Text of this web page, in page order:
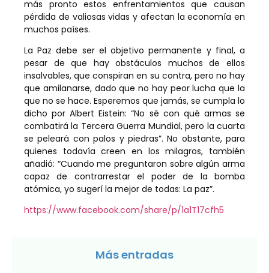
más pronto estos enfrentamientos que causan
pérdida de valiosas vidas y afectan la economía en
muchos países.
La Paz debe ser el objetivo permanente y final, a
pesar de que hay obstáculos muchos de ellos
insalvables, que conspiran en su contra, pero no hay
que amilanarse, dado que no hay peor lucha que la
que no se hace. Esperemos que jamás, se cumpla lo
dicho por Albert Eistein: “No sé con qué armas se
combatirá la Tercera Guerra Mundial, pero la cuarta
se peleará con palos y piedras”. No obstante, para
quienes todavía creen en los milagros, también
añadió: “Cuando me preguntaron sobre algún arma
capaz de contrarrestar el poder de la bomba
atómica, yo sugerí la mejor de todas: La paz”.
https://www.facebook.com/share/p/1a1T17cfh5
Más entradas